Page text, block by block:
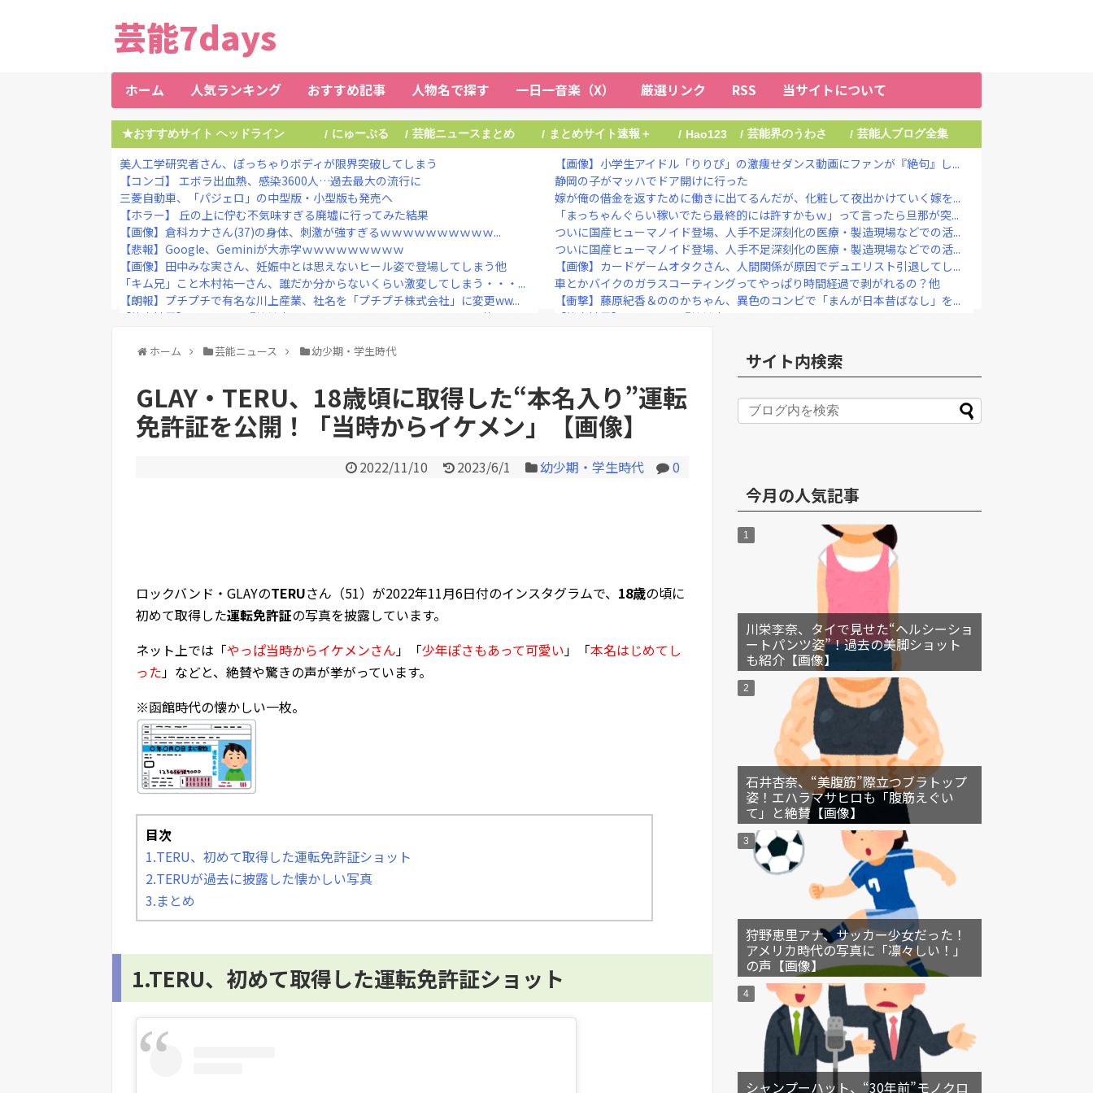
芸能7days
ホーム 人気ランキング おすすめ記事 人物名で探す 一日一音楽（X） 厳選リンク RSS 当サイトについて
★おすすめサイト ヘッドライン / にゅーぷる / 芸能ニュースまとめ / まとめサイト速報＋ / Hao123 / 芸能界のうわさ / 芸能人ブログ全集
美人工学研究者さん、ぽっちゃりボディが限界突破してしまう
【コンゴ】 エボラ出血熱、感染3600人…過去最大の流行に
三菱自動車、「パジェロ」の中型版・小型版も発売へ
【ホラー】 丘の上に佇む不気味すぎる廃墟に行ってみた結果
【画像】倉科カナさん(37)の身体、刺激が強すぎるｗｗｗｗｗｗｗｗｗｗ...
【悲報】Google、Geminiが大赤字ｗｗｗｗｗｗｗｗｗ
【画像】田中みな実さん、妊娠中とは思えないヒール姿で登場してしまう他
「キム兄」こと木村祐一さん、誰だか分からないくらい激変してしまう・・・...
【朗報】プチプチで有名な川上産業、社名を「プチプチ株式会社」に変更ww...
【熊本地震】ヒカキン、『神対応』キタァアアアアーーーーーーー！！他
【画像あり】女子、整形に成功「この形の鼻が全女子の理想だと思う！！」⇒...
Powered by livedoor 相互RSS
【画像】小学生アイドル「りりぴ」の激痩せダンス動画にファンが『絶句』し...
静岡の子がマッハでドア開けに行った
嫁が俺の借金を返すために働きに出てるんだが、化粧して夜出かけていく嫁を...
「まっちゃんぐらい稼いでたら最終的には許すかもｗ」って言ったら旦那が突...
ついに国産ヒューマノイド登場、人手不足深刻化の医療・製造現場などでの活...
ついに国産ヒューマノイド登場、人手不足深刻化の医療・製造現場などでの活...
【画像】カードゲームオタクさん、人間関係が原因でデュエリスト引退してし...
車とかバイクのガラスコーティングってやっぱり時間経過で剥がれるの？他
【衝撃】藤原紀香＆ののかちゃん、異色のコンビで「まんが日本昔ばなし」を...
【熊本地震】ヒカキン、『神対応』キタァアアアアーーーーーーー！！
大物ミュージシャンが投稿 「日本国憲法の3大原則を絶対に変えさせてはな...
Powered by livedoor 相互RSS
ホーム 芸能ニュース 幼少期・学生時代
GLAY・TERU、18歳頃に取得した“本名入り”運転
免許証を公開！「当時からイケメン」【画像】
2022/11/10 2023/6/1 幼少期・学生時代 0
ロックバンド・GLAYのTERUさん（51）が2022年11月6日付のインスタグラムで、 18歳の頃に
初めて取得した運転免許証の写真を披露しています。
ネット上では「やっぱ当時からイケメンさん 」「少年ぽさもあって可愛い 」「本名はじめてし
った 」などと、絶賛や驚きの声が挙がっています。
※函館時代の懐かしい一枚。
目次
1.TERU、初めて取得した運転免許証ショット
2.TERUが過去に披露した懐かしい写真
3.まとめ
1.TERU、初めて取得した運転免許証ショット
サイト内検索
今月の人気記事
川栄李奈、タイで見せた“ヘルシーショ
ートパンツ姿”！過去の美脚ショット
も紹介【画像】
石井杏奈、“美腹筋”際立つブラトップ
姿！エハラマサヒロも「腹筋えぐい
て」と絶賛【画像】
狩野恵里アナ、サッカー少女だった！
アメリカ時代の写真に「凛々しい！」
の声【画像】
シャンプーハット、“30年前”モノクロ